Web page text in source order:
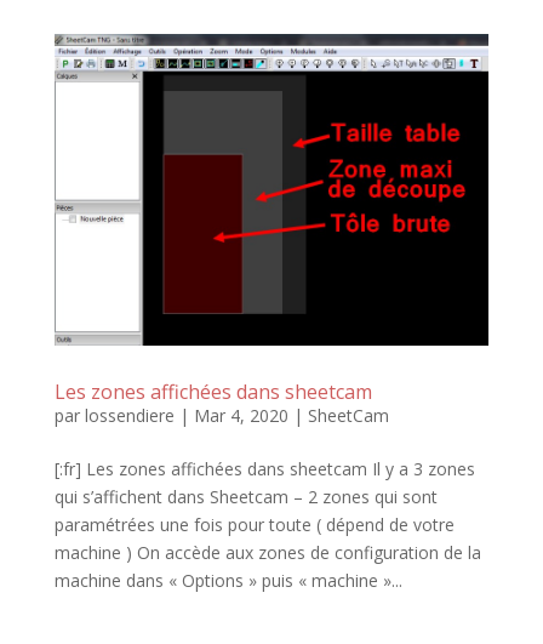
Les zones affichées dans sheetcam
par lossendiere | Mar 4, 2020 | SheetCam
[:fr] Les zones affichées dans sheetcam Il y a 3 zones
qui s’affichent dans Sheetcam – 2 zones qui sont
paramétrées une fois pour toute ( dépend de votre
machine ) On accède aux zones de configuration de la
machine dans « Options » puis « machine »...